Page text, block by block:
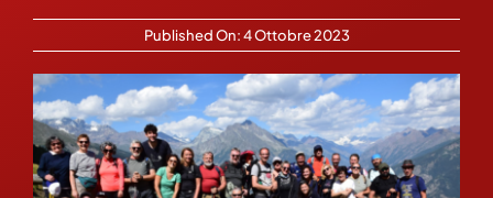
Contatti
Published On: 4 Ottobre 2023